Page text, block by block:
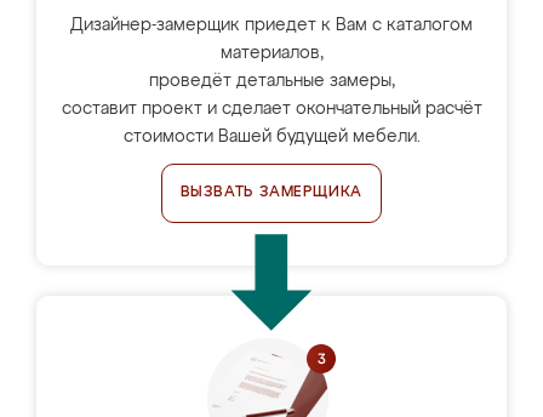
Дизайнер-замерщик приедет к Вам с каталогом
материалов,
проведёт детальные замеры,
составит проект и сделает окончательный расчёт
стоимости Вашей будущей мебели.
ВЫЗВАТЬ ЗАМЕРЩИКА